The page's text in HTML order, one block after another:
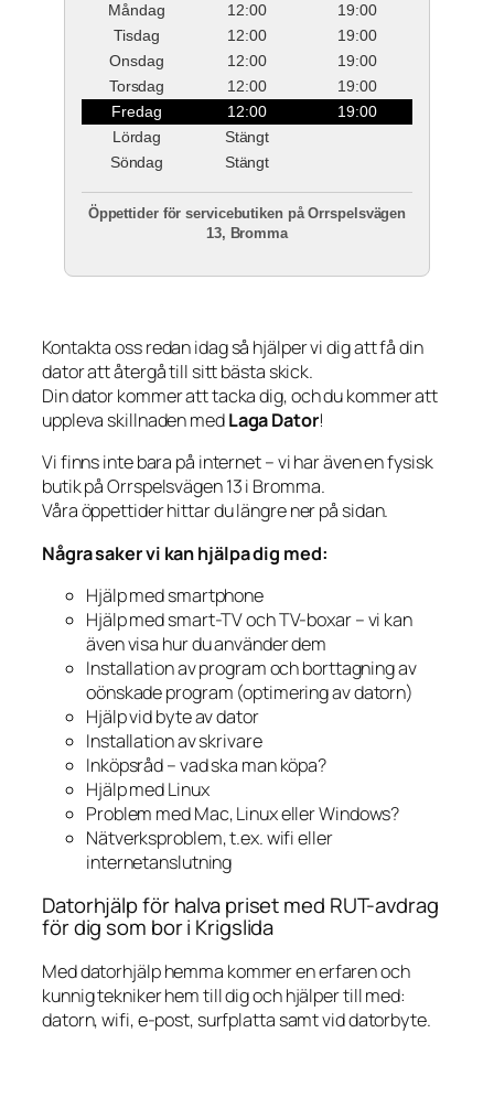
Måndag
12:00
19:00
Tisdag
12:00
19:00
Onsdag
12:00
19:00
Torsdag
12:00
19:00
Fredag
12:00
19:00
Lördag
Stängt
Söndag
Stängt
Öppettider för servicebutiken på Orrspelsvägen
13, Bromma
Kontakta oss redan idag så hjälper vi dig att få din
dator att återgå till sitt bästa skick.
Din dator kommer att tacka dig, och du kommer att
uppleva skillnaden medLaga Dator!
Vi finns inte bara på internet – vi har även en fysisk
butik på Orrspelsvägen 13 i Bromma.
Våra öppettider hittar du längre ner på sidan.
Några saker vi kan hjälpa dig med:
Hjälp med smartphone
Hjälp med smart-TV och TV-boxar – vi kan
även visa hur du använder dem
Installation av program och borttagning av
oönskade program (optimering av datorn)
Hjälp vid byte av dator
Installation av skrivare
Inköpsråd – vad ska man köpa?
Hjälp med Linux
Problem med Mac, Linux eller Windows?
Nätverksproblem, t.ex. wifi eller
internetanslutning
Datorhjälp för halva priset med RUT-avdrag
för dig som bor i Krigslida
Med datorhjälp hemma kommer en erfaren och
kunnig tekniker hem till dig och hjälper till med:
datorn, wifi, e-post, surfplatta samt vid datorbyte.